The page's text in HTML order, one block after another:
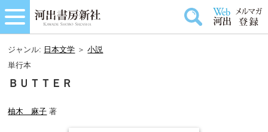
ジャンル: 日本文学 ＞小説
単行本
ＢＵＴＴＥＲ
柚木 麻子 著